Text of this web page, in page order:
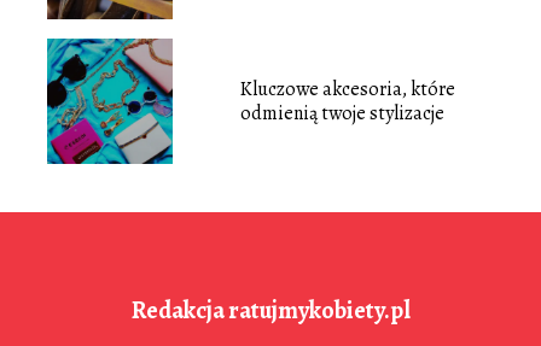
Kluczowe akcesoria, które
odmienią twoje stylizacje
Redakcja ratujmykobiety.pl